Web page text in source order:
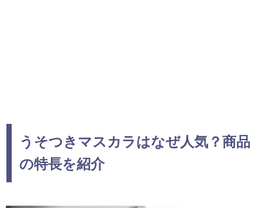
うそつきマスカラはなぜ人気？商品
の特長を紹介